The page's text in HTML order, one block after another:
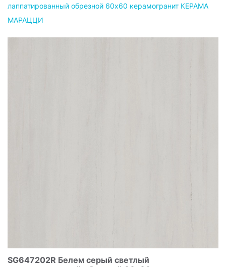
лаппатированный обрезной 60х60 керамогранит КЕРАМА
МАРАЦЦИ
SG647202R Белем серый светлый